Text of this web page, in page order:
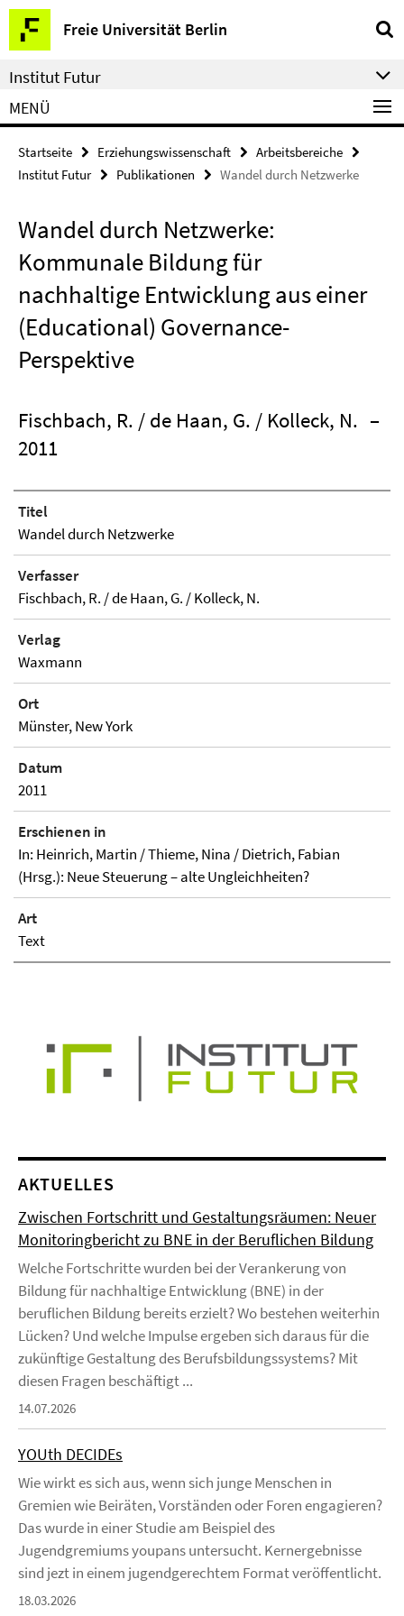
Springe
direkt
zu
Inhalt
Freie Universität Berlin
Service-
Navigation
Institut Futur
MENÜ
Startseite Erziehungswissenschaft
Arbeitsbereiche
Institut Futur
Publikationen Wandel durch Netzwerke
Wandel durch Netzwerke:
Kommunale Bildung für
nachhaltige Entwicklung aus einer
(Educational) Governance-
Perspektive
Fischbach, R. / de Haan, G. / Kolleck, N. –
2011
Titel
Wandel durch Netzwerke
Verfasser
Fischbach, R. / de Haan, G. / Kolleck, N.
Verlag
Waxmann
Ort
Münster, New York
Datum
2011
Erschienen in
In: Heinrich, Martin / Thieme, Nina / Dietrich, Fabian
(Hrsg.): Neue Steuerung – alte Ungleichheiten?
Art
Text
AKTUELLES
Zwischen Fortschritt und Gestaltungsräumen: Neuer
Monitoringbericht zu BNE in der Beruflichen Bildung
Welche Fortschritte wurden bei der Verankerung von
Bildung für nachhaltige Entwicklung (BNE) in der
beruflichen Bildung bereits erzielt? Wo bestehen weiterhin
Lücken? Und welche Impulse ergeben sich daraus für die
zukünftige Gestaltung des Berufsbildungssystems? Mit
diesen Fragen beschäftigt ...
14.07.2026
YOUth DECIDEs
Wie wirkt es sich aus, wenn sich junge Menschen in
Gremien wie Beiräten, Vorständen oder Foren engagieren?
Das wurde in einer Studie am Beispiel des
Jugendgremiums youpans untersucht. Kernergebnisse
sind jezt in einem jugendgerechtem Format veröffentlicht.
18.03.2026